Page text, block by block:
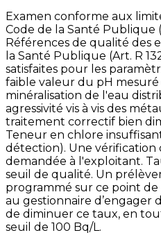
Examen conforme aux
Code de la Santé Publique
Références de qualité des
la Santé Publique (Art. R
satisfaites pour les
faible valeur du pH
minéralisation de l'eau
agressivité vis à vis des
traitement correctif bien
Teneur en chlore
détection). Une vérification
demandée à l'exploitant.
seuil de qualité. Un
programmé sur ce point
au gestionnaire d’engager
de diminuer ce taux, en
seuil de 100 Bq/L.